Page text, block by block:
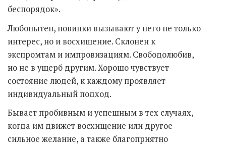
беспорядок».
Любопытен, новинки вызывают у него не только
интерес, но и восхищение. Склонен к
экспромтам и импровизациям. Свободолюбив,
но не в ущерб другим. Хорошо чувствует
состояние людей, к каждому проявляет
индивидуальный подход.
Бывает пробивным и успешным в тех случаях,
когда им движет восхищение или другое
сильное желание, а также благоприятно